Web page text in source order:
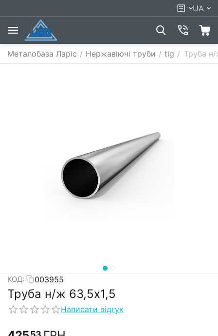
UA
Металобаза Ларіс / Нержавіючі труби / tig / Труба
КОД: 003955
Труба н/ж 63,5х1,5
Написати відгук